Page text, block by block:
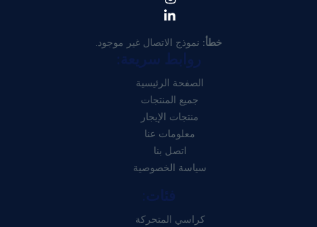
خطأ: نموذج الاتصال غير موجود.
روابط سريعة:
الصفحة الرئيسية
جميع المنتجات
منتجات الإيجار
معلومات عنا
اتصل بنا
سياسة الخصوصية
فئات:
كراسي المتحركة